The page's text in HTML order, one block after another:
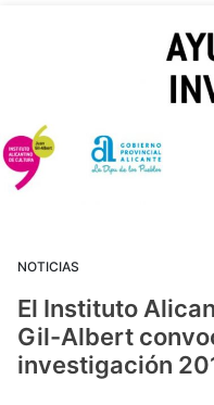
NOTICIAS
El Instituto
Gil-Albert
investigación